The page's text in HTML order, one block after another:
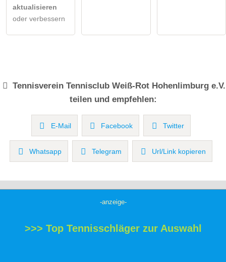
aktualisieren
oder verbessern
Tennisverein Tennisclub Weiß-Rot Hohenlimburg e.V.
teilen und empfehlen:
E-Mail Facebook Twitter
Whatsapp Telegram Url/Link kopieren
-anzeige-
>>> Top Tennisschläger zur Auswahl